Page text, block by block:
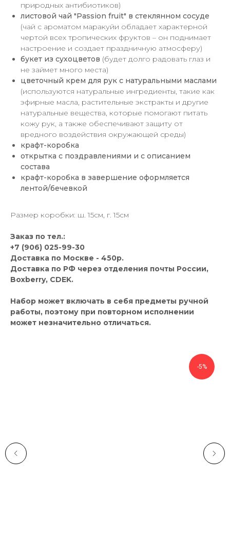
природных антибиотиков)
листовой чай "Passion fruit" в стеклянном сосуде
(чай с ароматом маракуйи обладает характерной
чертой всех тропических фруктов – он поднимает
настроение и создает праздничную атмосферу)
букет из сухоцветов (будет долго радовать глаз и
не займет много места)
цветочный крем для рук с натуральными маслами
(используются натуральные ингредиенты, такие как
эфирные масла, растительные экстракты и другие
натуральные вещества, которые помогают питать
кожу рук, а также обеспечивают защиту от
вредного воздействия окружающей среды)
крафт-коробка
открытка с поздравлениями и с описанием
состава
крафт-коробка в завершение оформляется
лентой/бечевкой
Размер коробки: ш. 15см, г. 15см
Заказ по тел.:
+7 (906) 025-99-30
Доставка по Москве - 450р.
Доставка по РФ через отделения почты России,
Boxberry, CDEK.
Набор может включать в себя предметы ручной
работы, поэтому при повторном исполнении
может незначительно отличаться.
-5%